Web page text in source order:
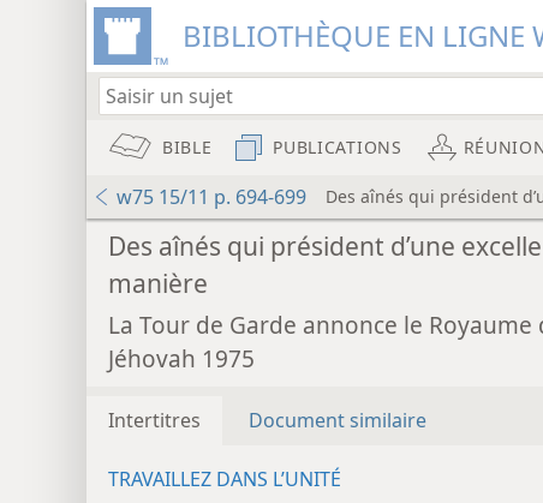
BIBLIOTHÈQUE EN
BIBLE PUBLICATIONS
w75 15/11 p. 694-699 Des aînés qui président
Des aînés qui président d’une
manière
La Tour de Garde annonce le Royaume
Jéhovah 1975
Intertitres Document similaire
TRAVAILLEZ DANS L’UNITÉ